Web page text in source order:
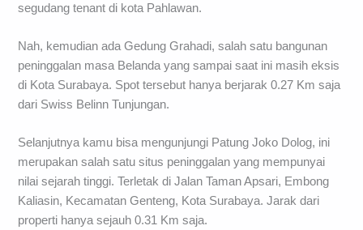
segudang tenant di kota Pahlawan.
Nah, kemudian ada Gedung Grahadi, salah satu bangunan
peninggalan masa Belanda yang sampai saat ini masih eksis
di Kota Surabaya. Spot tersebut hanya berjarak 0.27 Km saja
dari Swiss Belinn Tunjungan.
Selanjutnya kamu bisa mengunjungi Patung Joko Dolog, ini
merupakan salah satu situs peninggalan yang mempunyai
nilai sejarah tinggi. Terletak di Jalan Taman Apsari, Embong
Kaliasin, Kecamatan Genteng, Kota Surabaya. Jarak dari
properti hanya sejauh 0.31 Km saja.